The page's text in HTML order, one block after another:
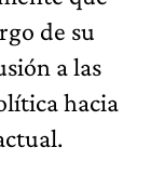
de su
a las
hacia